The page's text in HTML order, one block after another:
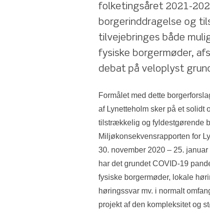
folketingsåret 2021-
borgerinddragelse og
tilvejebringes både
fysiske borgermøder,
debat på veloplyst
Formålet med dette
af Lynetteholm sker på et solidt
tilstrækkelig og fyldestgørende
Miljøkonsekvensrapporten for
30. november 2020 – 25.
har det grundet COVID-19
fysiske borgermøder, lokale
høringssvar mv. i normalt
projekt af den kompleksitet og